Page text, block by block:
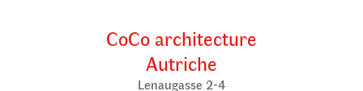
CoCo architecture
Autriche
Lenaugasse 2-4